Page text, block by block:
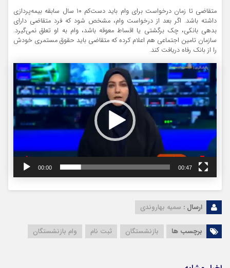
متقاضی تا زمان درخواست برای وام باید دست‌کم ۱۰ سال سابقه بیمه‌پردازی
داشته باشد. اگر بعد از درخواست وام، مشخص شود که فرد متقاضی دارای
بدهی بانکی، چک برگشتی یا اقساط معوقه باشد، وام به او تعلق نمی‌گیرد.
سازمان تامین اجتماعی هم اعلام کرده که متقاضی باید حقوق مستمری خودش
را از بانک رفاه دریافت کند.
00:00 00:47
ارسال : سمیه بهاروندی
برچسب ها بازنشستگان ثبت نام وام بازنشستگان